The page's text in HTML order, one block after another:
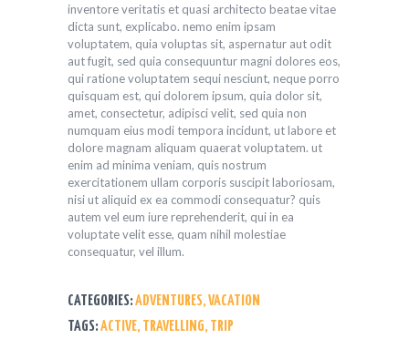
inventore veritatis et quasi architecto beatae vitae
dicta sunt, explicabo. nemo enim ipsam
voluptatem, quia voluptas sit, aspernatur aut odit
aut fugit, sed quia consequuntur magni dolores eos,
qui ratione voluptatem sequi nesciunt, neque porro
quisquam est, qui dolorem ipsum, quia dolor sit,
amet, consectetur, adipisci velit, sed quia non
numquam eius modi tempora incidunt, ut labore et
dolore magnam aliquam quaerat voluptatem. ut
enim ad minima veniam, quis nostrum
exercitationem ullam corporis suscipit laboriosam,
nisi ut aliquid ex ea commodi consequatur? quis
autem vel eum iure reprehenderit, qui in ea
voluptate velit esse, quam nihil molestiae
consequatur, vel illum.
CATEGORIES:ADVENTURES,VACATION
TAGS:ACTIVE, TRAVELLING, TRIP